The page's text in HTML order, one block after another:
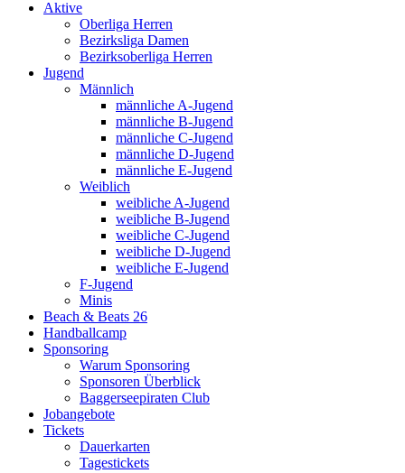
Aktive
Oberliga Herren
Bezirksliga Damen
Bezirksoberliga Herren
Jugend
Männlich
männliche A-Jugend
männliche B-Jugend
männliche C-Jugend
männliche D-Jugend
männliche E-Jugend
Weiblich
weibliche A-Jugend
weibliche B-Jugend
weibliche C-Jugend
weibliche D-Jugend
weibliche E-Jugend
F-Jugend
Minis
Beach & Beats 26
Handballcamp
Sponsoring
Warum Sponsoring
Sponsoren Überblick
Baggerseepiraten Club
Jobangebote
Tickets
Dauerkarten
Tagestickets